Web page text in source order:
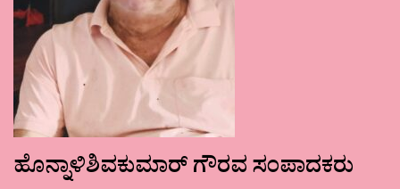
ಹೊನ್ನಾಳಿಶಿವಕುಮಾರ್ ಗೌರವ ಸಂಪಾದಕರು